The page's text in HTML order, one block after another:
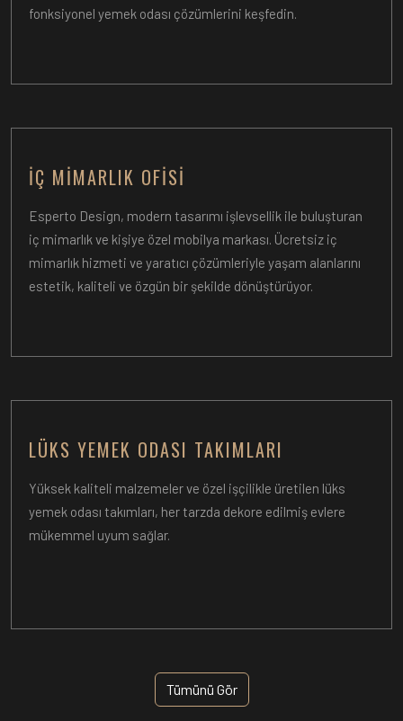
fonksiyonel yemek odası çözümlerini keşfedin.
İÇ MIMARLIK OFISI
Esperto Design, modern tasarımı işlevsellik ile buluşturan
iç mimarlık ve kişiye özel mobilya markası. Ücretsiz iç
mimarlık hizmeti ve yaratıcı çözümleriyle yaşam alanlarını
estetik, kaliteli ve özgün bir şekilde dönüştürüyor.
LÜKS YEMEK ODASI TAKIMLARI
Yüksek kaliteli malzemeler ve özel işçilikle üretilen lüks
yemek odası takımları, her tarzda dekore edilmiş evlere
mükemmel uyum sağlar.
Tümünü Gör